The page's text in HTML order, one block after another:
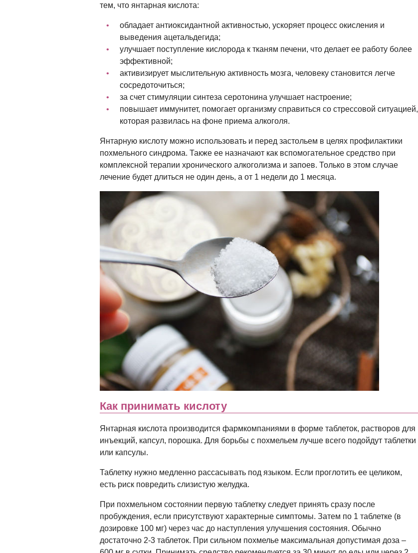
тем, что янтарная кислота:
обладает антиоксидантной активностью, ускоряет процесс окисления и
выведения ацетальдегида;
улучшает поступление кислорода к тканям печени, что делает ее работу более
эффективной;
активизирует мыслительную активность мозга, человеку становится легче
сосредоточиться;
за счет стимуляции синтеза серотонина улучшает настроение;
повышает иммунитет, помогает организму справиться со стрессовой ситуацией,
которая развилась на фоне приема алкоголя.
Янтарную кислоту можно использовать и перед застольем в целях профилактики
похмельного синдрома. Также ее назначают как вспомогательное средство при
комплексной терапии хронического алкоголизма и запоев. Только в этом случае
лечение будет длиться не один день, а от 1 недели до 1 месяца.
Как принимать кислоту
Янтарная кислота производится фармкомпаниями в форме таблеток, растворов для
инъекций, капсул, порошка. Для борьбы с похмельем лучше всего подойдут таблетки
или капсулы.
Таблетку нужно медленно рассасывать под языком. Если проглотить ее целиком,
есть риск повредить слизистую желудка.
При похмельном состоянии первую таблетку следует принять сразу после
пробуждения, если присутствуют характерные симптомы. Затем по 1 таблетке (в
дозировке 100 мг) через час до наступления улучшения состояния. Обычно
достаточно 2-3 таблеток. При сильном похмелье максимальная допустимая доза –